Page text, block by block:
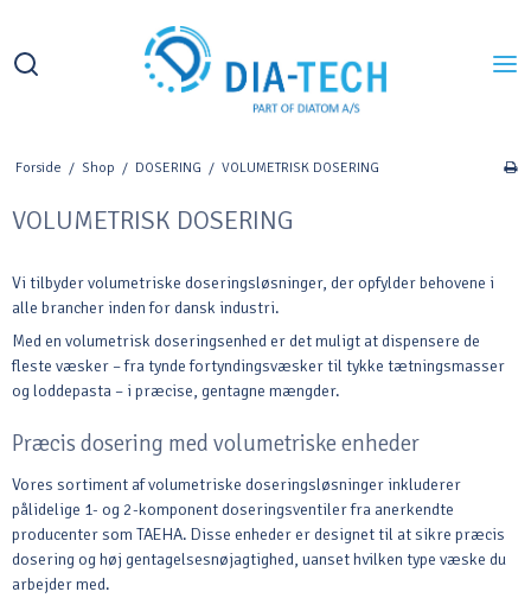
Forside / Shop / DOSERING / VOLUMETRISK DOSERING
VOLUMETRISK DOSERING
Vi tilbyder volumetriske doseringsløsninger, der opfylder behovene i
alle brancher inden for dansk industri.
Med en volumetrisk doseringsenhed er det muligt at dispensere de
fleste væsker – fra tynde fortyndingsvæsker til tykke tætningsmasser
og loddepasta – i præcise, gentagne mængder.
Præcis dosering med volumetriske enheder
Vores sortiment af volumetriske doseringsløsninger inkluderer
pålidelige 1- og 2-komponent doseringsventiler fra anerkendte
producenter som TAEHA. Disse enheder er designet til at sikre præcis
dosering og høj gentagelsesnøjagtighed, uanset hvilken type væske du
arbejder med.